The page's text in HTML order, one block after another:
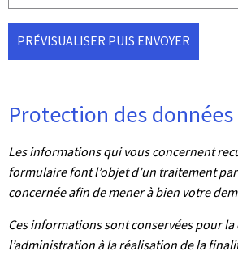
PRÉVISUALISER PUIS ENVOYER
Protection des données
Les informations qui vous concernent
formulaire font l’objet d’un traitement
concernée afin de mener à bien votre
Ces informations sont conservées pour
l’administration à la réalisation de la